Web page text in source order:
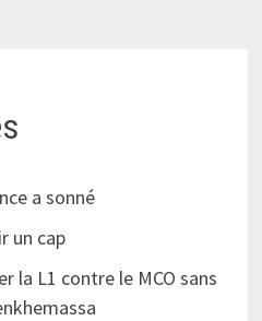
a sonné
un cap
la L1 contre le MCO sans